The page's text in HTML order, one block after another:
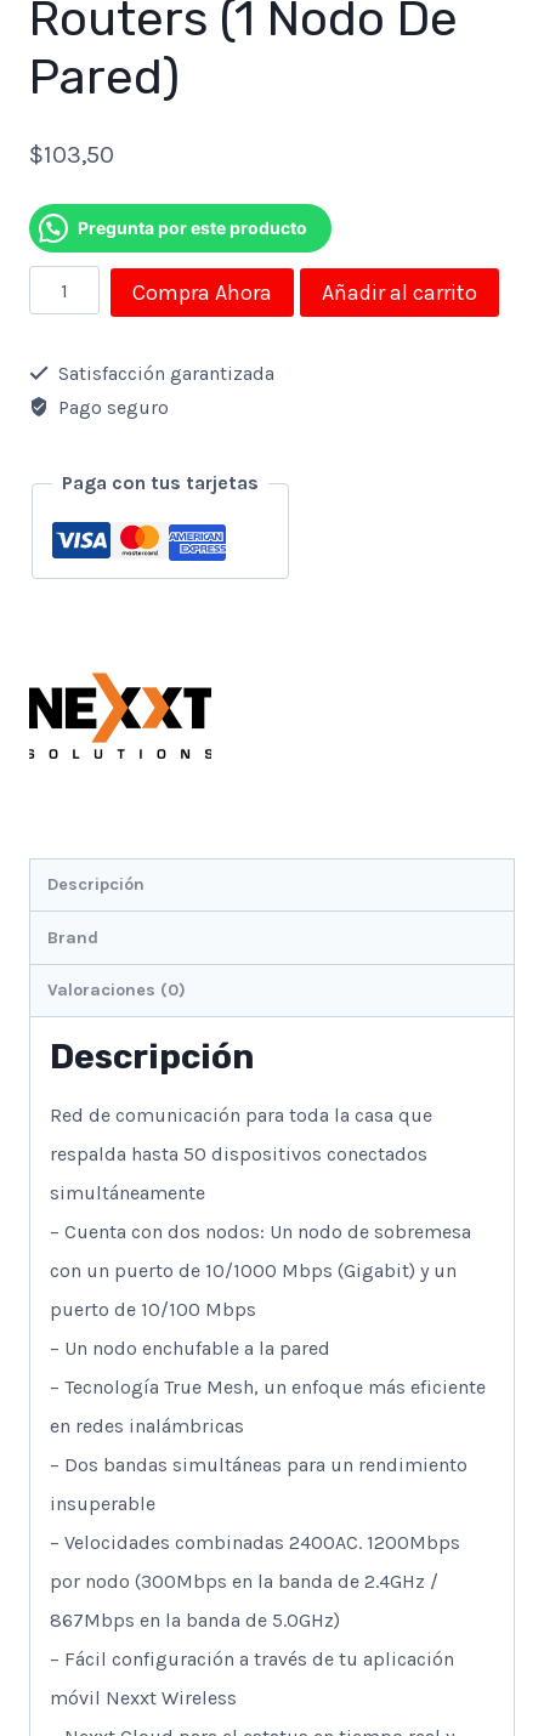
Routers (1 Nodo De
Pared)
$103,50
Pregunta por este producto
Sistema
Wifi
Mesh
Vektor
Mbps
Nexxt
Gigabit
Routers
(1
Nodo
cantidad
Compra Ahora Añadir al carrito
Satisfacción garantizada
Pago seguro
Paga con tus tarjetas
Descripción
Brand
Valoraciones (0)
Descripción
Red de comunicación para toda la casa que
respalda hasta 50 dispositivos conectados
simultáneamente
– Cuenta con dos nodos: Un nodo de sobremesa
con un puerto de 10/1000 Mbps (Gigabit) y un
puerto de 10/100 Mbps
– Un nodo enchufable a la pared
– Tecnología True Mesh, un enfoque más eficiente
en redes inalámbricas
– Dos bandas simultáneas para un rendimiento
insuperable
– Velocidades combinadas 2400AC. 1200Mbps
por nodo (300Mbps en la banda de 2.4GHz /
867Mbps en la banda de 5.0GHz)
– Fácil configuración a través de tu aplicación
móvil Nexxt Wireless